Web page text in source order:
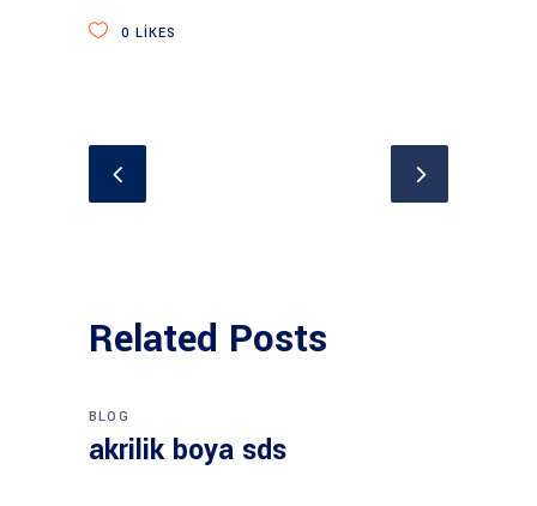
0 LIKES
Related Posts
BLOG
akrilik boya sds